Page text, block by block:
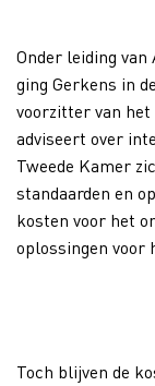
Onder leiding van
ging Gerkens in
voorzitter van het
adviseert over
Tweede Kamer
standaarden en
kosten voor het
oplossingen voor
Toch blijven de